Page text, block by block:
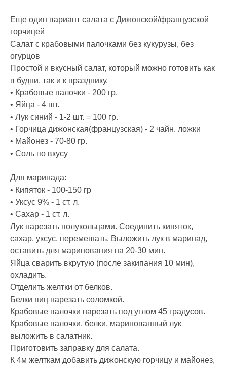
Еще один вариант салата с Дижонской/французской
горчицей
Салат с крабовыми палочками без кукурузы, без
огурцов
Простой и вкусный салат, который можно готовить как
в будни, так и к празднику.
• Крабовые палочки - 200 гр.
• Яйца - 4 шт.
• Лук синий - 1-2 шт. = 100 гр.
• Горчица дижонская(французская) - 2 чайн. ложки
• Майонез - 70-80 гр.
• Соль по вкусу
Для маринада:
• Кипяток - 100-150 гр
• Уксус 9% - 1 ст. л.
• Сахар - 1 ст. л.
Лук нарезать полукольцами. Соединить кипяток,
сахар, уксус, перемешать. Выложить лук в маринад,
оставить для маринования на 20-30 мин.
Яйца сварить вкрутую (после закипания 10 мин),
охладить.
Отделить желтки от белков.
Белки яиц нарезать соломкой.
Крабовые палочки нарезать под углом 45 градусов.
Крабовые палочки, белки, маринованный лук
выложить в салатник.
Приготовить заправку для салата.
К 4м желткам добавить дижонскую горчицу и майонез,